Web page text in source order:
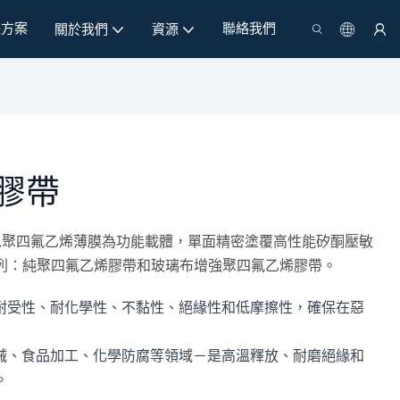
案 關於我們 資源 聯絡我們
帶
四氟乙烯薄膜為功能載體，單面精密塗覆高性能矽酮壓敏
純聚四氟乙烯膠帶和玻璃布增強聚四氟乙烯膠帶。
性、耐化學性、不黏性、絕緣性和低摩擦性，確保在惡
食品加工、化學防腐等領域－是高溫釋放、耐磨絕緣和